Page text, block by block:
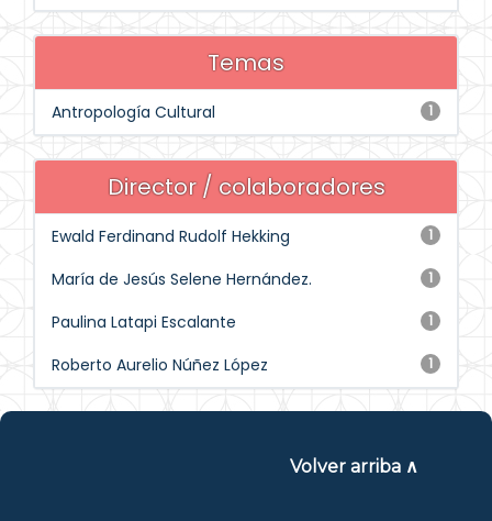
Temas
1
Antropología Cultural
Director / colaboradores
1
Ewald Ferdinand Rudolf Hekking
1
María de Jesús Selene Hernández.
1
Paulina Latapi Escalante
1
Roberto Aurelio Núñez López
Volver arriba ∧